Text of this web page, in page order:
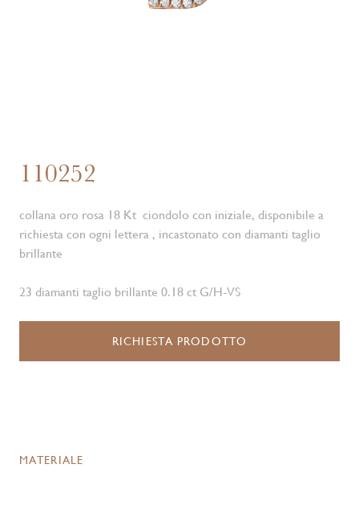
110252
collana oro rosa 18 Kt ciondolo con iniziale, disponibile a
richiesta con ogni lettera , incastonato con diamanti taglio
brillante
23 diamanti taglio brillante 0.18 ct G/H-VS
RICHIESTA PRODOTTO
MATERIALE